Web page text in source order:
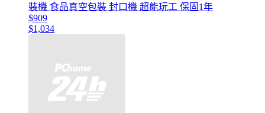
裝機 食品真空包裝 封口機 超能玩工 保固1年
$909
$1,034